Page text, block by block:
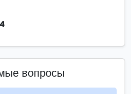
вопросы